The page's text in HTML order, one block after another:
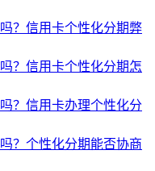
？信用卡个性化分期弊
？信用卡个性化分期怎
？信用卡办理个性化分
？个性化分期能否协商